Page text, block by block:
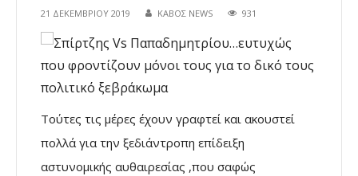
21 ΔΕΚΕΜΒΡΊΟΥ 2019 ΚΑΒΟΣ NEWS 931
Τούτες τις μέρες έχουν γραφτεί και ακουστεί
πολλά για την ξεδιάντροπη επίδειξη
αστυνομικής αυθαιρεσίας ,που σαφώς